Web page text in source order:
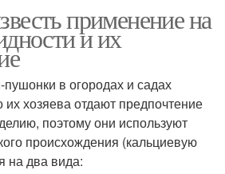
Извести на огороде
применение на
и их
в огородах и садах
их хозяева отдают предпочтение
поэтому они используют
происхождения (кальциевую
на два вида: